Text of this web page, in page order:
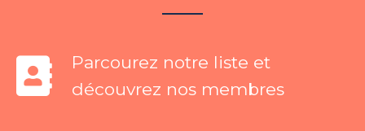
Parcourez notre liste et
découvrez nos membres